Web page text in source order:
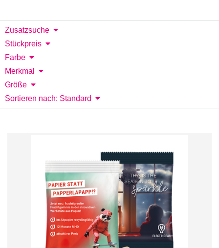
Zusatzsuche
Stückpreis
Farbe
Merkmal
Größe
Sortieren nach: Standard